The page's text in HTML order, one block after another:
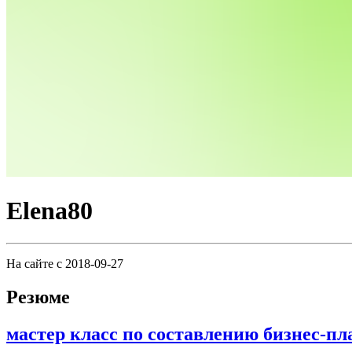
Elena80
На сайте с 2018-09-27
Резюме
мастер класс по составлению бизнес-